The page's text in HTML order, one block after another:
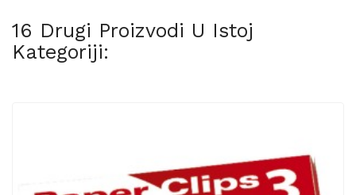
16 Drugi Proizvodi U Istoj
Kategoriji: